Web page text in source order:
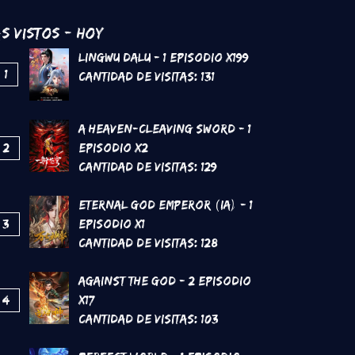
Vistos - Hoy
1
Lingwu Dalu - 1 Episodio x199
Cantidad de Visitas: 131
2
A Heaven-Cleaving Sword - 1
Episodio x2
Cantidad de Visitas: 129
3
Eternal God Emperor (IA) - 1
Episodio x1
Cantidad de Visitas: 128
4
Against the God - 2 Episodio
x17
Cantidad de Visitas: 103